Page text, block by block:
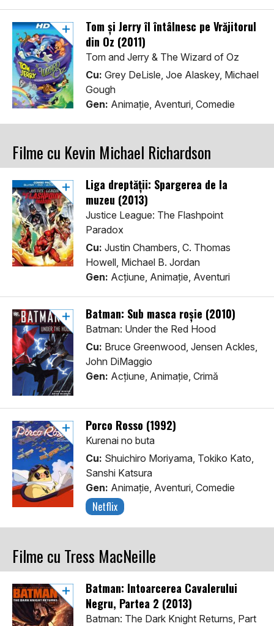
Tom și Jerry îl întâlnesc pe Vrăjitorul
din Oz (2011)
Tom and Jerry & The Wizard of Oz
Cu: Grey DeLisle, Joe Alaskey, Michael
Gough
Gen: Animaţie, Aventuri, Comedie
Filme cu Kevin Michael Richardson
Liga dreptății: Spargerea de la
muzeu (2013)
Justice League: The Flashpoint
Paradox
Cu: Justin Chambers, C. Thomas
Howell, Michael B. Jordan
Gen: Acţiune, Animaţie, Aventuri
Batman: Sub masca roșie (2010)
Batman: Under the Red Hood
Cu: Bruce Greenwood, Jensen Ackles,
John DiMaggio
Gen: Acţiune, Animaţie, Crimă
Porco Rosso (1992)
Kurenai no buta
Cu: Shuichiro Moriyama, Tokiko Kato,
Sanshi Katsura
Gen: Animaţie, Aventuri, Comedie
Netflix
Filme cu Tress MacNeille
Batman: Întoarcerea Cavalerului
Negru, Partea 2 (2013)
Batman: The Dark Knight Returns, Part